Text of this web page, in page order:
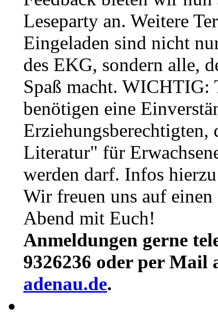
Leseparty an. Weitere
Eingeladen sind nicht
des EKG, sondern alle,
Spaß macht. WICHTIG:
benötigen eine
Erziehungsberechtigten,
Literatur" für
werden darf. Infos
Wir freuen uns auf
Abend mit Euch!
Anmeldungen gerne
9326236 oder per Mail
adenau.de.